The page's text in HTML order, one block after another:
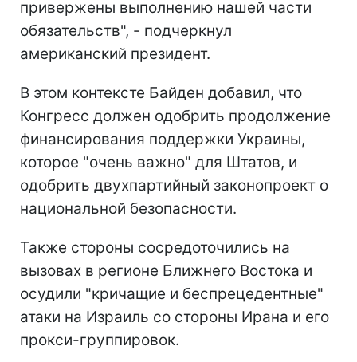
привержены выполнению нашей части
обязательств", - подчеркнул
американский президент.
В этом контексте Байден добавил, что
Конгресс должен одобрить продолжение
финансирования поддержки Украины,
которое "очень важно" для Штатов, и
одобрить двухпартийный законопроект о
национальной безопасности.
Также стороны сосредоточились на
вызовах в регионе Ближнего Востока и
осудили "кричащие и беспрецедентные"
атаки на Израиль со стороны Ирана и его
прокси-группировок.